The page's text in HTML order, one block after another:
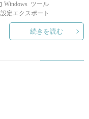
Windows
ツール
設定エクスポート
続きを読む